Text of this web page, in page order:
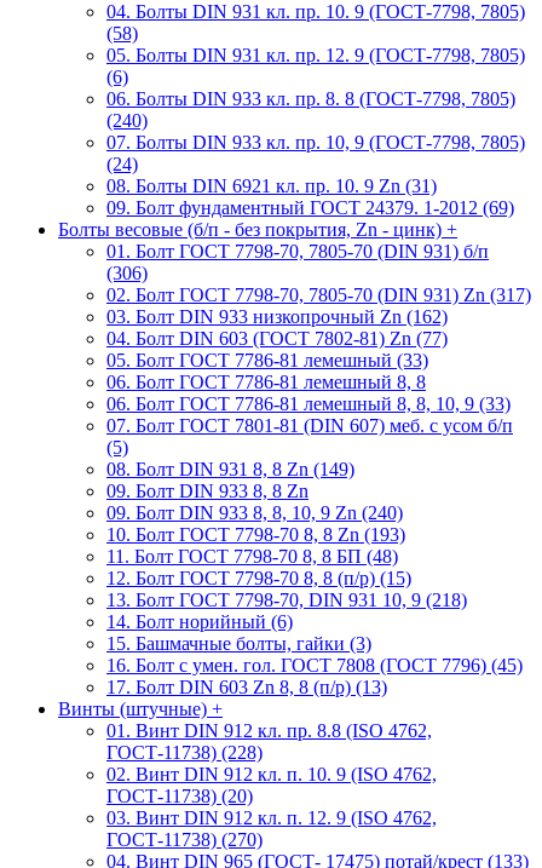
04. Болты DIN 931 кл. пр. 10. 9 (ГОСТ-7798, 7805)
(58)
05. Болты DIN 931 кл. пр. 12. 9 (ГОСТ-7798, 7805)
(6)
06. Болты DIN 933 кл. пр. 8. 8 (ГОСТ-7798, 7805)
(240)
07. Болты DIN 933 кл. пр. 10, 9 (ГОСТ-7798, 7805)
(24)
08. Болты DIN 6921 кл. пр. 10. 9 Zn (31)
09. Болт фундаментный ГОСТ 24379. 1-2012 (69)
Болты весовые (б/п - без покрытия, Zn - цинк) +
01. Болт ГОСТ 7798-70, 7805-70 (DIN 931) б/п
(306)
02. Болт ГОСТ 7798-70, 7805-70 (DIN 931) Zn (317)
03. Болт DIN 933 низкопрочный Zn (162)
04. Болт DIN 603 (ГОСТ 7802-81) Zn (77)
05. Болт ГОСТ 7786-81 лемешный (33)
06. Болт ГОСТ 7786-81 лемешный 8, 8
06. Болт ГОСТ 7786-81 лемешный 8, 8, 10, 9 (33)
07. Болт ГОСТ 7801-81 (DIN 607) меб. с усом б/п
(5)
08. Болт DIN 931 8, 8 Zn (149)
09. Болт DIN 933 8, 8 Zn
09. Болт DIN 933 8, 8, 10, 9 Zn (240)
10. Болт ГОСТ 7798-70 8, 8 Zn (193)
11. Болт ГОСТ 7798-70 8, 8 БП (48)
12. Болт ГОСТ 7798-70 8, 8 (п/р) (15)
13. Болт ГОСТ 7798-70, DIN 931 10, 9 (218)
14. Болт норийный (6)
15. Башмачные болты, гайки (3)
16. Болт с умен. гол. ГОСТ 7808 (ГОСТ 7796) (45)
17. Болт DIN 603 Zn 8, 8 (п/р) (13)
Винты (штучные) +
01. Винт DIN 912 кл. пр. 8.8 (ISO 4762,
ГОСТ-11738) (228)
02. Винт DIN 912 кл. п. 10. 9 (ISO 4762,
ГОСТ-11738) (20)
03. Винт DIN 912 кл. п. 12. 9 (ISO 4762,
ГОСТ-11738) (270)
04. Винт DIN 965 (ГОСТ- 17475) потай/крест (133)